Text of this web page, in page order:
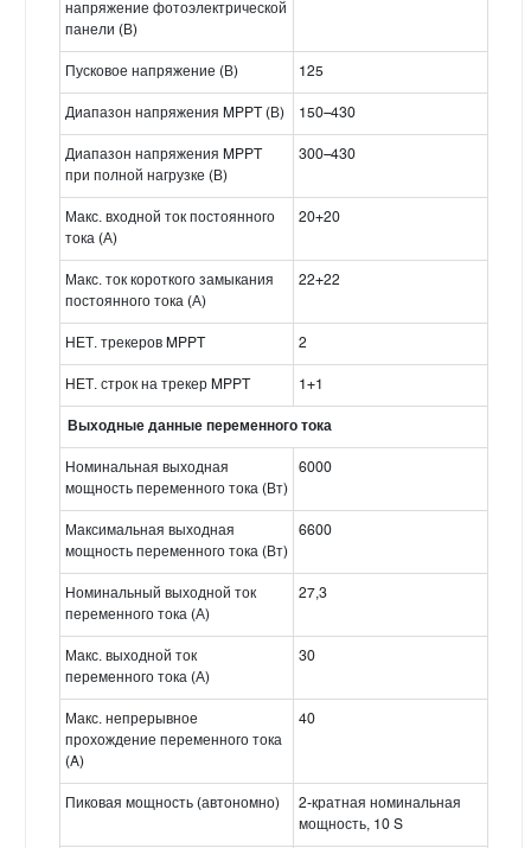
напряжение фотоэлектрической
панели (В)
Пусковое напряжение (В) 125
Диапазон напряжения MPPT (В) 150–430
Диапазон напряжения MPPT
при полной нагрузке (В)
300–430
Макс. входной ток постоянного
тока (А)
20+20
Макс. ток короткого замыкания
постоянного тока (А)
22+22
НЕТ. трекеров MPPT 2
НЕТ. строк на трекер MPPT 1+1
Выходные данные переменного тока
Номинальная выходная
мощность переменного тока (Вт)
6000
Максимальная выходная
мощность переменного тока (Вт)
6600
Номинальный выходной ток
переменного тока (А)
27,3
Макс. выходной ток
переменного тока (А)
30
Макс. непрерывное
прохождение переменного тока
(A)
40
Пиковая мощность (автономно)
2-кратная номинальная
мощность, 10 S